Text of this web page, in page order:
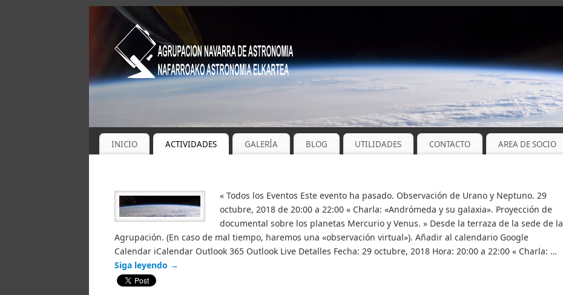
INICIO ACTIVIDADES GALERÍA BLOG UTILIDADES CONTACTO AREA DE SOCIO
« Todos los Eventos Este evento ha pasado. Observación de Urano y Neptuno. 29
octubre, 2018 de 20:00 a 22:00 « Charla: «Andrómeda y su galaxia». Proyección de
documental sobre los planetas Mercurio y Venus. » Desde la terraza de la sede de la
Agrupación. (En caso de mal tiempo, haremos una «observación virtual»). Añadir al calendario Google
Calendar iCalendar Outlook 365 Outlook Live Detalles Fecha: 29 octubre, 2018 Hora: 20:00 a 22:00 « Charla: …
Siga leyendo →